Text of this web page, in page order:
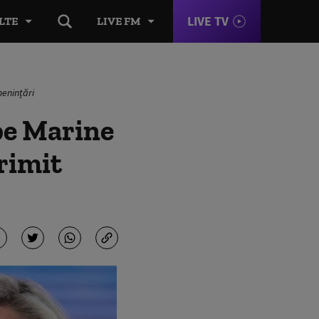
LIVE FM LIVE TV
Marine